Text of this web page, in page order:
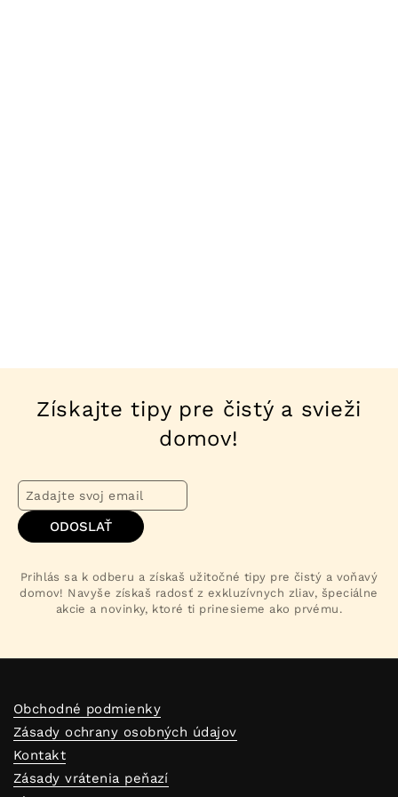
Získajte tipy pre čistý a svieži
domov!
ODOSLAŤ
Prihlás sa k odberu a získaš užitočné tipy pre čistý a voňavý
domov! Navyše získaš radosť z exkluzívnych zliav, špeciálne
akcie a novinky, ktoré ti prinesieme ako prvému.
Obchodné podmienky
Zásady ochrany osobných údajov
Kontakt
Zásady vrátenia peňazí